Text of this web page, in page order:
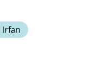
Irfan